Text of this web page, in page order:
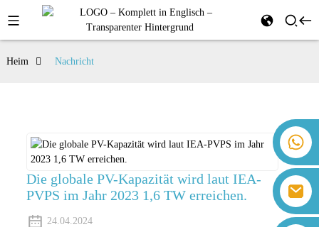
+86 13559179905 Sally Chen
+86 18350266301 Iris Hong
+86 18806057002 Sanborn Guo
sales@farsunpv.com
sanborn.guo@farsunpv.com
Heim Nachricht
Die globale PV-Kapazität wird laut IEA-
PVPS im Jahr 2023 1,6 TW erreichen.
24.04.2024